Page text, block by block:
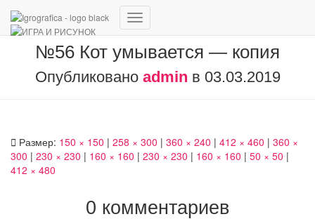
Переключить
№56 Кот умывается — копия
Опубликовано admin в 03.03.2019
Размер: 150 × 150 | 258 × 300 | 360 × 240 | 412 × 460 | 360 ×
300 | 230 × 230 | 160 × 160 | 230 × 230 | 160 × 160 | 50 × 50 |
412 × 480
0 комментариев